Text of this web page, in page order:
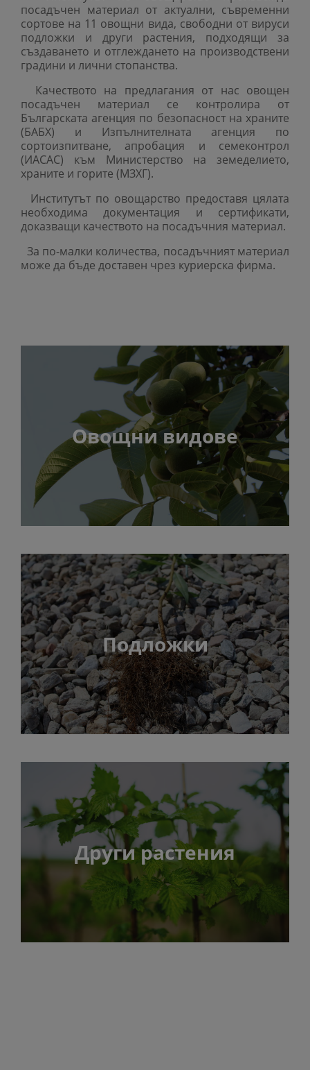
посадъчен материал от актуални, съвременни
сортове на 11 овощни вида, свободни от вируси
подложки и други растения, подходящи за
създаването и отглеждането на производствени
градини и лични стопанства.
Качеството на предлагания от нас овощен
посадъчен материал се контролира от
Българската агенция по безопасност на храните
(БАБХ) и Изпълнителната агенция по
сортоизпитване, апробация и семеконтрол
(ИАСАС) към Министерство на земеделието,
храните и горите (МЗХГ).
Институтът по овощарство предоставя цялата
необходима документация и сертификати,
доказващи качеството на посадъчния материал.
За по-малки количества, посадъчният материал
може да бъде доставен чрез куриерска фирма.
Овощни видове
Подложки
Други растения